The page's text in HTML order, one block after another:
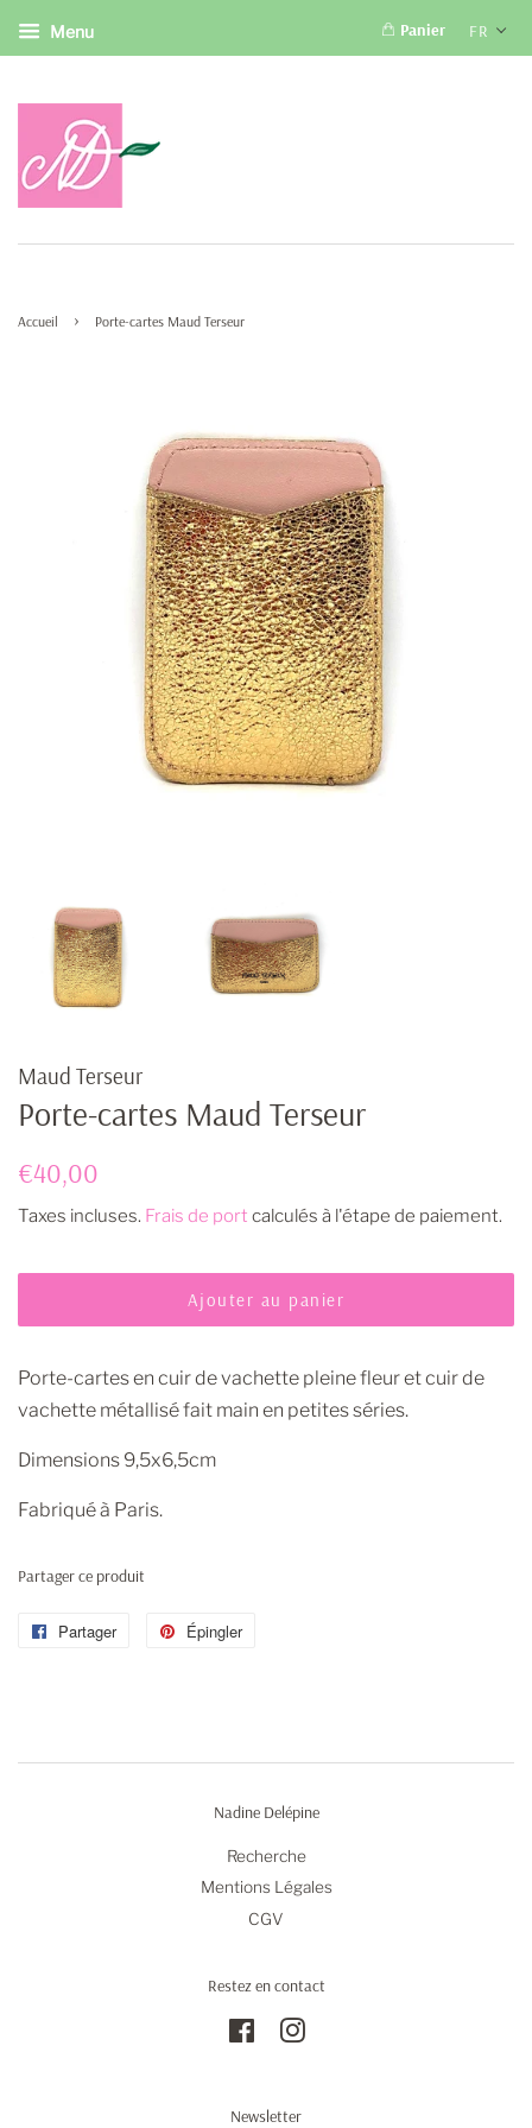
Menu FR
Panier
Accueil › Porte-cartes Maud Terseur
Maud Terseur
Porte-cartes Maud Terseur
Prix
€40,00
Taxes incluses. Frais de port calculés à l'étape de paiement.
Ajouter au panier
Porte-cartes en cuir de vachette pleine fleur et cuir de
vachette métallisé fait main en petites séries.
Dimensions 9,5x6,5cm
Fabriqué à Paris.
Partager ce produit
Partager
Partager Épingler
Nadine Delépine
Recherche
Mentions Légales
CGV
Restez en contact
FacebookInstagram
Newsletter